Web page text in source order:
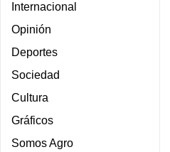
Internacional
Opinión
Deportes
Sociedad
Cultura
Gráficos
Somos Agro